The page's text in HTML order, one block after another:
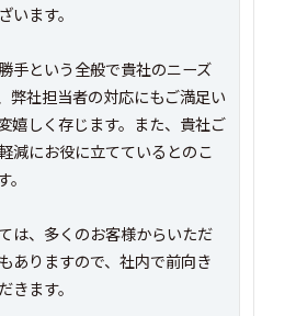
います。
手という全般で貴社のニーズ
弊社担当者の対応にもご満足い
嬉しく存じます。また、貴社ご
減にお役に立てているとのこ
は、多くのお客様からいただ
ありますので、社内で前向き
きます。